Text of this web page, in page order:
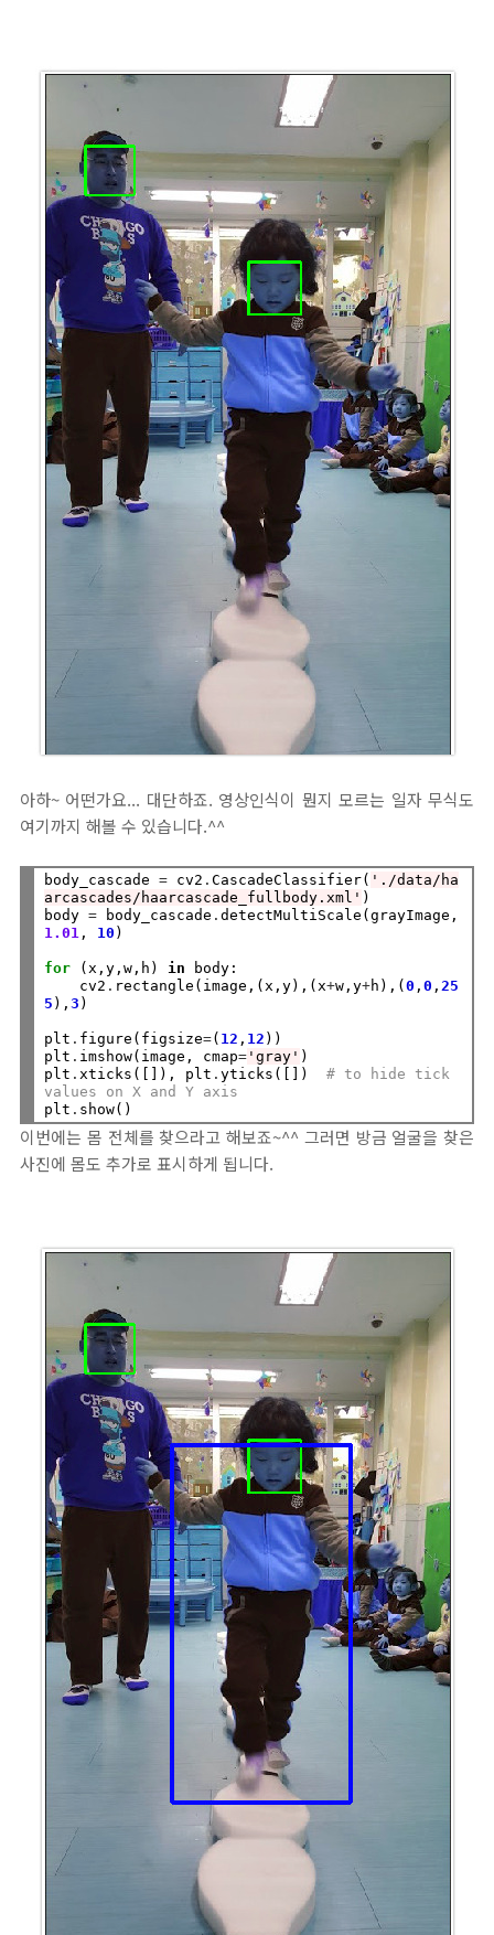
아하~ 어떤가요... 대단하죠. 영상인식이 뭔지 모르는 일자 무식도
여기까지 해볼 수 있습니다.^^
body_cascade = cv2 .CascadeClassifier( './data/ha
arcascades/haarcascade_fullbody.xml' )
body = body_cascade .
1.01 , 10 )
for (x,y,w,h) in body:
    cv2
. rectangle(image,(x,y),(x+w,y+h),(0 ,0 ,25
5 ),3 )
plt . figure(figsize=( 12 , 12 ))
plt . imshow(image, cmap= 'gray' )
plt .xticks([]), plt .yticks([]) # to hide tick
values on X and Y axis
plt .
이번에는 몸 전체를 찾으라고 해보죠~^^ 그러면 방금 얼굴을 찾은
사진에 몸도 추가로 표시하게 됩니다.